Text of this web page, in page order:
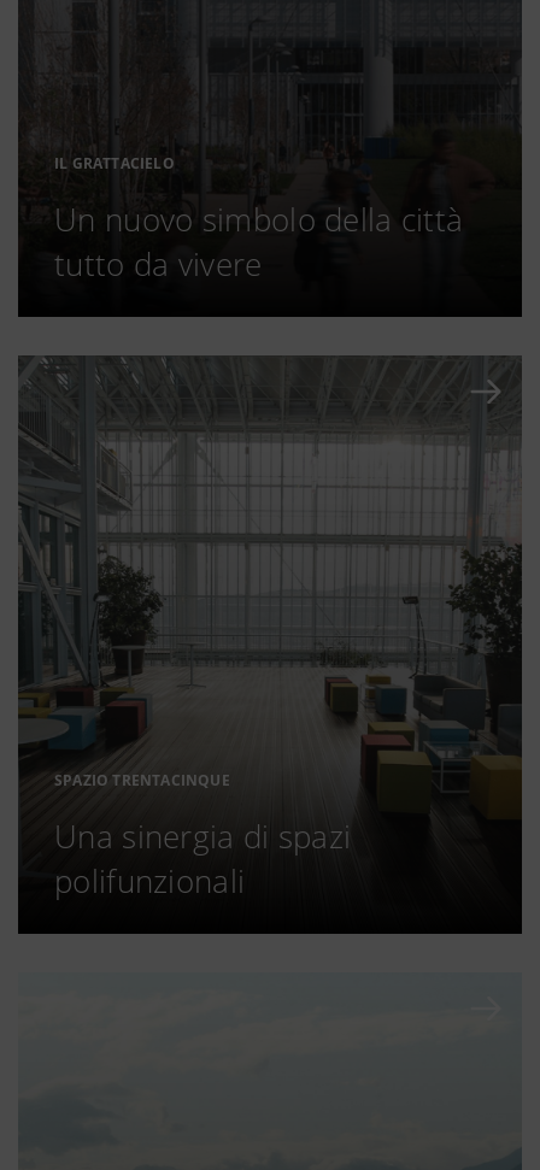
IL GRATTACIELO
Un nuovo simbolo della città
tutto da vivere
SPAZIO TRENTACINQUE
Una sinergia di spazi
polifunzionali